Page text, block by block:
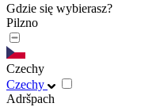
Gdzie się wybierasz?
Pilzno
Czechy
Czechy
Adršpach